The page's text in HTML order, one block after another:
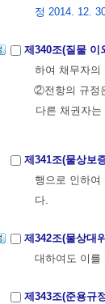
정 2014. 12.
제340조(질물
하여 채무자의
②전항의 규정
다른 채권자
제341조(물상보
행으로 인하여
다.
제342조(물상대
대하여도 이를
제343조(준용규